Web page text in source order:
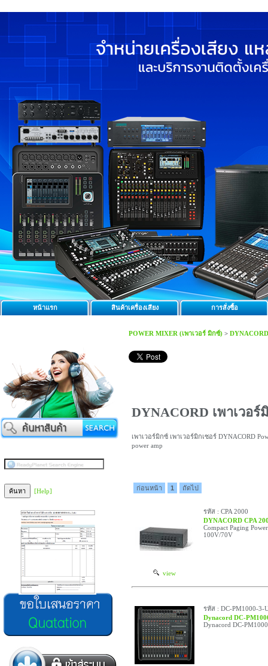
หน้าแรก สินค้าเครื่องเสียง การสั่งซื้อ
[Help]
POWER MIXER (เพาเวอร์ มิกซ์) > DYNACORD
DYNACORD เพาเวอร์
เพาเวอร์มิกซ์ เพาเวอร์มิกเซอร์ DYNACORD
power amp
ก่อนหน้า 1 ถัดไป
view
รหัส : CPA 2000
DYNACORD CPA
Compact Paging
100V/70V
รหัส : DC-PM1000-3-
Dynacord DC-
Dynacord DC-